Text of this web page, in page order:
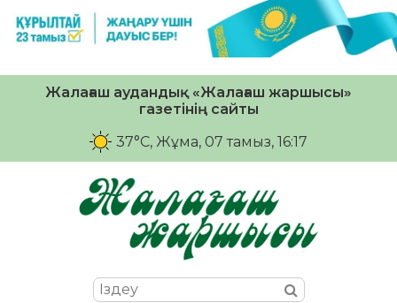
Жалағаш аудандық «Жалағаш жаршысы»
газетінің сайты
37°C, Жұма, 07 тамыз, 16:17